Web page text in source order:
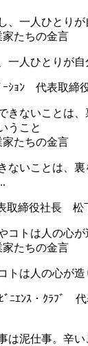
家たちの金言
一人ひとりが
ﾞｰｼｮﾝ 代表取
家たちの金言
ないことは、
取締役社長 松
家たちの金言
トは人の心が造
ﾋﾞﾆｴﾝｽ・ｸﾗﾌﾞ